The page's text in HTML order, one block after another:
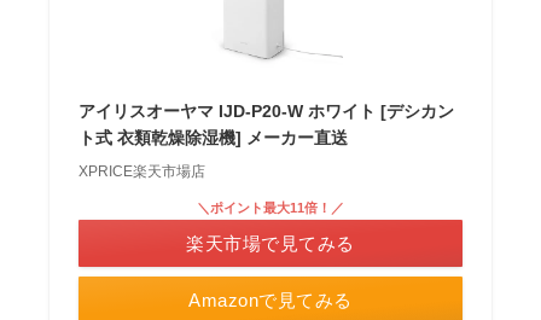
アイリスオーヤマ IJD-P20-W ホワイト [デシカン
ト式 衣類乾燥除湿機] メーカー直送
XPRICE楽天市場店
Amazonで見てみる
＼ポイント最大11倍！／
楽天市場で見てみる